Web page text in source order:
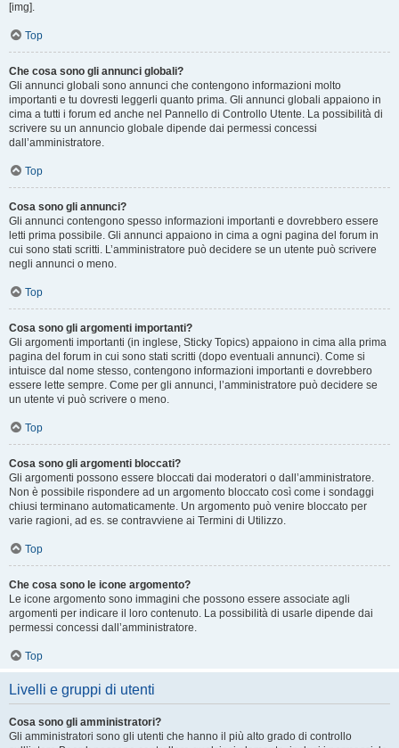
[img].
Top
Che cosa sono gli annunci globali?
Gli annunci globali sono annunci che contengono informazioni molto
importanti e tu dovresti leggerli quanto prima. Gli annunci globali appaiono in
cima a tutti i forum ed anche nel Pannello di Controllo Utente. La possibilità di
scrivere su un annuncio globale dipende dai permessi concessi
dall’amministratore.
Top
Cosa sono gli annunci?
Gli annunci contengono spesso informazioni importanti e dovrebbero essere
letti prima possibile. Gli annunci appaiono in cima a ogni pagina del forum in
cui sono stati scritti. L’amministratore può decidere se un utente può scrivere
negli annunci o meno.
Top
Cosa sono gli argomenti importanti?
Gli argomenti importanti (in inglese, Sticky Topics) appaiono in cima alla prima
pagina del forum in cui sono stati scritti (dopo eventuali annunci). Come si
intuisce dal nome stesso, contengono informazioni importanti e dovrebbero
essere lette sempre. Come per gli annunci, l’amministratore può decidere se
un utente vi può scrivere o meno.
Top
Cosa sono gli argomenti bloccati?
Gli argomenti possono essere bloccati dai moderatori o dall’amministratore.
Non è possibile rispondere ad un argomento bloccato così come i sondaggi
chiusi terminano automaticamente. Un argomento può venire bloccato per
varie ragioni, ad es. se contravviene ai Termini di Utilizzo.
Top
Che cosa sono le icone argomento?
Le icone argomento sono immagini che possono essere associate agli
argomenti per indicare il loro contenuto. La possibilità di usarle dipende dai
permessi concessi dall’amministratore.
Top
Livelli e gruppi di utenti
Cosa sono gli amministratori?
Gli amministratori sono gli utenti che hanno il più alto grado di controllo